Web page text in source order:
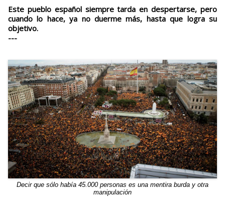
Este pueblo español siempre tarda en despertarse, pero
cuando lo hace, ya no duerme más, hasta que logra su
objetivo.
---
Decir que sólo había 45.000 personas es una mentira burda y otra
manipulación